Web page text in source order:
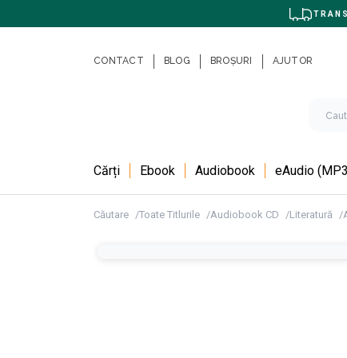
CONTACT BLOG BROȘURI AJUTOR
Cărți Ebook Audiobook eAudio
Căutare Toate Titlurile Audiobook CD Literatură